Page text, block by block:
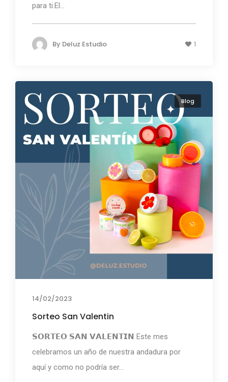
para ti.El...
By Deluz Estudio 1
Blog
14/02/2023
Sorteo San Valentin
𝗦𝗢𝗥𝗧𝗘𝗢 𝗦𝗔𝗡 𝗩𝗔𝗟𝗘𝗡𝗧𝗜𝗡 ⁣⁣Este mes
celebramos un año de nuestra andadura por
aquí y como no podría ser...